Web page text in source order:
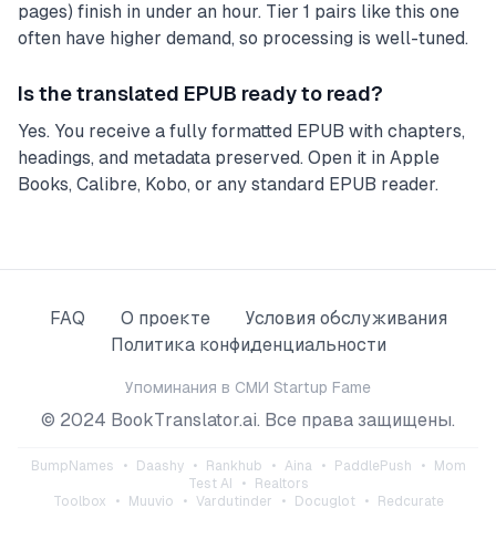
pages) finish in under an hour. Tier 1 pairs like this one
often have higher demand, so processing is well-tuned.
Is the translated EPUB ready to read?
Yes. You receive a fully formatted EPUB with chapters,
headings, and metadata preserved. Open it in Apple
Books, Calibre, Kobo, or any standard EPUB reader.
FAQ О проекте
Условия обслуживания
Политика конфиденциальности
Упоминания в СМИ Startup Fame
© 2024 BookTranslator.ai. Все права защищены.
BumpNames • Daashy • Rankhub • Aina • PaddlePush •
Mom
Test AI
•
Realtors
Toolbox
• Muuvio • Vardutinder • Docuglot • Redcurate